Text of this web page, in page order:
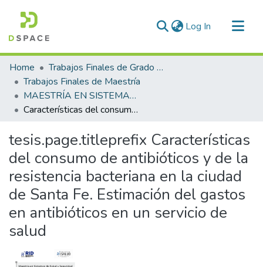
Log In (current)
Communities & Collections
All of DSpace
Statistics
Home
Trabajos Finales de Grado y Posgrado
Trabajos Finales de Maestría
MAESTRÍA EN SISTEMAS DE SALUD Y SEGURIDAD SOCIAL
Características del consumo de antibióticos y de la resistencia bacteriana en la ciudad de Santa Fe. Estimación del gastos en antibióticos en un servicio de salud
tesis.page.titleprefix Características
del consumo de antibióticos y de la
resistencia bacteriana en la ciudad
de Santa Fe. Estimación del gastos
en antibióticos en un servicio de
salud